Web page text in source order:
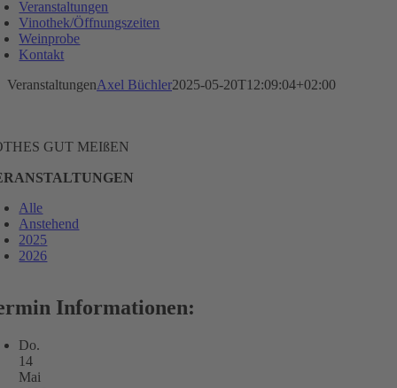
Veranstaltungen
Vinothek/Öffnungszeiten
Weinprobe
Kontakt
VeranstaltungenAxel Büchler2025-05-20T12:09:04+02:00
GUT MEIßEN
Alle
Anstehend
2025
2026
Informationen:
Do.
14
Mai